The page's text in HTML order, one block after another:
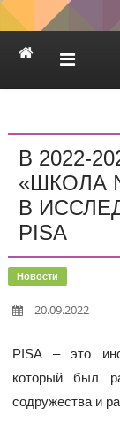
В 2022-
«ШКОЛА
В
PISA
Новости
20.09.2022
PISA – это
который был
содружества и